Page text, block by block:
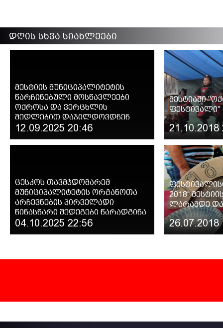
დღის სხვა სიახლეები
მესტიის მუნიციპალიტეტის
წარჩინებული მოსწავლეები
ოქროსა და ვერცხლის
მედლებით დაჯილდოვდნენ
12.09.2025 20:46
მესტიაში
ფესტივალი"
21.10.2018
ცესკოს თავმჯდომარემ
მუნიციპალიტეტის ორგანოთა
არჩევნების პირველადი
წინასწარი შედეგები წარადგინა
04.10.2025 22:56
2018“
ლარამდე
26.07.2018